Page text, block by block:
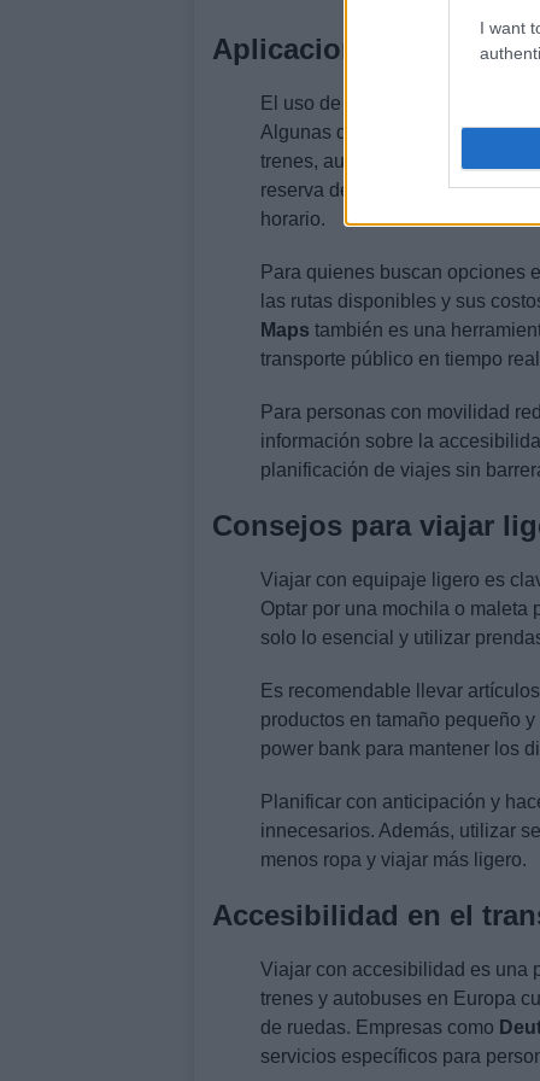
I want
Aplicaciones
El uso de aplicaciones móviles
Algunas de las más útiles
trenes, autobuses y ferris en
reserva de billetes de tren, con
horario.
Para quienes buscan opciones
las rutas disponibles y sus
Maps también es una
transporte público en tiempo
Para personas con movilidad
información sobre la
planificación de viajes sin
Consejos para viajar
Viajar con equipaje ligero es
Optar por una mochila o maleta
solo lo esencial y utilizar
Es recomendable llevar
productos en tamaño pequeño
power bank para mantener los
Planificar con anticipación y
innecesarios. Además, utilizar
menos ropa y viajar más ligero.
Accesibilidad en el
Viajar con accesibilidad es una
trenes y autobuses en Europa
de ruedas. Empresas como
servicios específicos para